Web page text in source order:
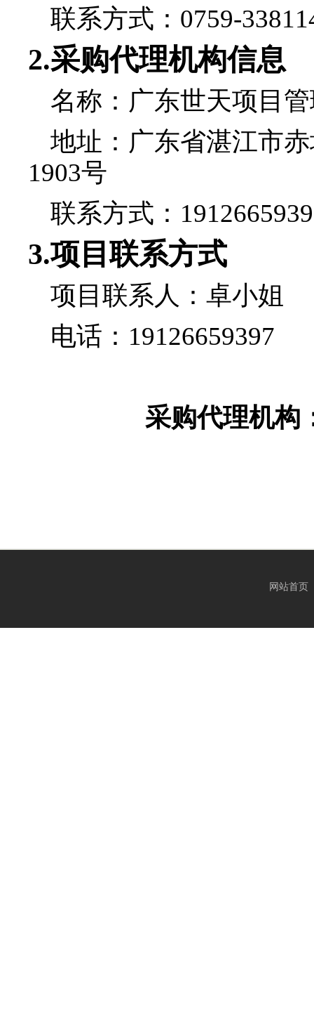
联系方式： 0759-
2.采购代理机构信息
名称： 广东世天项目
地址： 广东省湛江市
1903号
联系方式：
3.项目联系方式
项目联系人： 卓小姐
电话： 19126659397
采购代理机构
网站首页